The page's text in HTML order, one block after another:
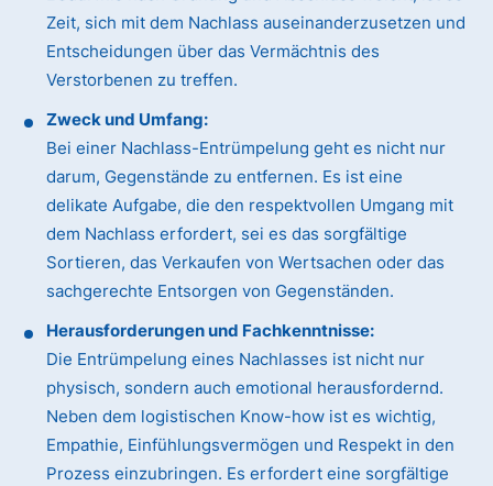
Zeit, sich mit dem Nachlass auseinanderzusetzen und
Entscheidungen über das Vermächtnis des
Verstorbenen zu treffen.
Zweck und Umfang:
Bei einer Nachlass-Entrümpelung geht es nicht nur
darum, Gegenstände zu entfernen. Es ist eine
delikate Aufgabe, die den respektvollen Umgang mit
dem Nachlass erfordert, sei es das sorgfältige
Sortieren, das Verkaufen von Wertsachen oder das
sachgerechte Entsorgen von Gegenständen.
Herausforderungen und Fachkenntnisse:
Die Entrümpelung eines Nachlasses ist nicht nur
physisch, sondern auch emotional herausfordernd.
Neben dem logistischen Know-how ist es wichtig,
Empathie, Einfühlungsvermögen und Respekt in den
Prozess einzubringen. Es erfordert eine sorgfältige